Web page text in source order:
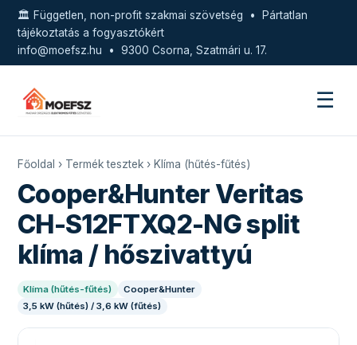
🏛️ Független, non-profit szakmai szövetség • Pártatlan
tájékoztatás a fogyasztókért
info@moefsz.hu • 9300 Csorna, Szatmári u. 17.
☰
Főoldal › Termék tesztek › Klíma (hűtés-fűtés)
Cooper&Hunter Veritas
CH-S12FTXQ2-NG split
klíma / hőszivattyú
Klíma (hűtés-fűtés)
Cooper&Hunter
3,5 kW (hűtés) / 3,6 kW (fűtés)